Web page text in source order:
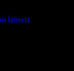
İzinsiz